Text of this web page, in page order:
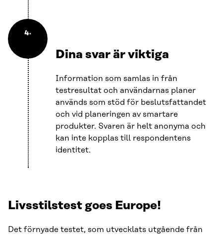
4.
Dina svar är viktiga
Information som samlas in från
testresultat och användarnas planer
används som stöd för beslutsfattandet
och vid planeringen av smartare
produkter. Svaren är helt anonyma och
kan inte kopplas till respondentens
identitet.
Livsstilstest goes Europe!
Det förnyade testet, som utvecklats utgående från